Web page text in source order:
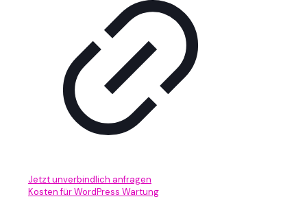
Jetzt unverbindlich anfragen
Kosten für WordPress Wartung